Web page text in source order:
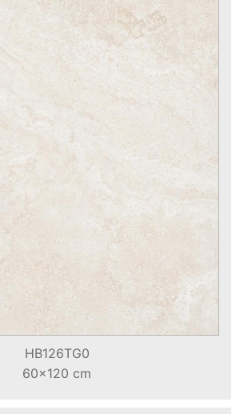
HB126TG0
60x120 cm